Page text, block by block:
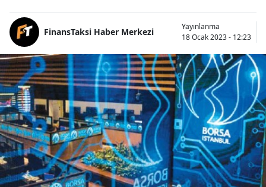
FinansTaksi Haber Merkezi
Yayınlanma
18 Ocak 2023 - 12:23